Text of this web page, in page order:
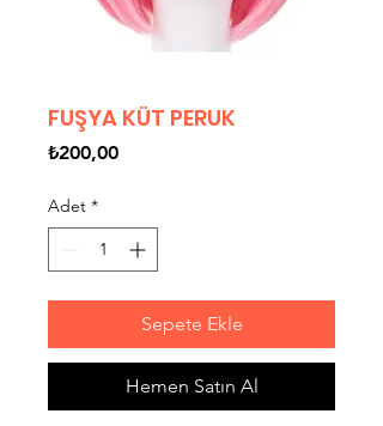
FUŞYA KÜT PERUK
₺200,00Fiyat
Adet *
Sepete Ekle
Hemen Satın Al